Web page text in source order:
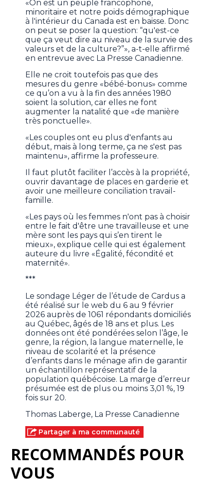
«On est un peuple francophone,
minoritaire et notre poids démographique
à l'intérieur du Canada est en baisse. Donc
on peut se poser la question: “qu'est-ce
que ça veut dire au niveau de la survie des
valeurs et de la culture?”», a-t-elle affirmé
en entrevue avec La Presse Canadienne.
Elle ne croit toutefois pas que des
mesures du genre «bébé-bonus» comme
ce qu’on a vu à la fin des années 1980
soient la solution, car elles ne font
augmenter la natalité que «de manière
très ponctuelle».
«Les couples ont eu plus d'enfants au
début, mais à long terme, ça ne s'est pas
maintenu», affirme la professeure.
Il faut plutôt faciliter l’accès à la propriété,
ouvrir davantage de places en garderie et
avoir une meilleure conciliation travail-
famille.
«Les pays où les femmes n'ont pas à choisir
entre le fait d'être une travailleuse et une
mère sont les pays qui s’en tirent le
mieux», explique celle qui est également
auteure du livre «Égalité, fécondité et
maternité».
***
Le sondage Léger de l’étude de Cardus a
été réalisé sur le web du 6 au 9 février
2026 auprès de 1061 répondants domiciliés
au Québec, âgés de 18 ans et plus. Les
données ont été pondérées selon l’âge, le
genre, la région, la langue maternelle, le
niveau de scolarité et la présence
d’enfants dans le ménage afin de garantir
un échantillon représentatif de la
population québécoise. La marge d’erreur
présumée est de plus ou moins 3,01 %, 19
fois sur 20.
Thomas Laberge, La Presse Canadienne
Partager à ma communauté
RECOMMANDÉS POUR
VOUS